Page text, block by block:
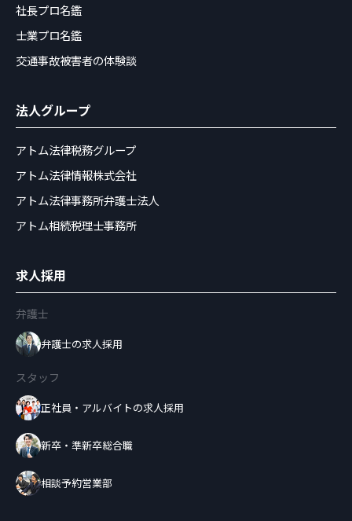
社長プロ名鑑
士業プロ名鑑
交通事故被害者の体験談
法人グループ
アトム法律税務グループ
アトム法律情報株式会社
アトム法律事務所弁護士法人
アトム相続税理士事務所
求人採用
弁護士
弁護士の求人採用
スタッフ
正社員・アルバイトの求人採用
新卒・準新卒総合職
相談予約営業部